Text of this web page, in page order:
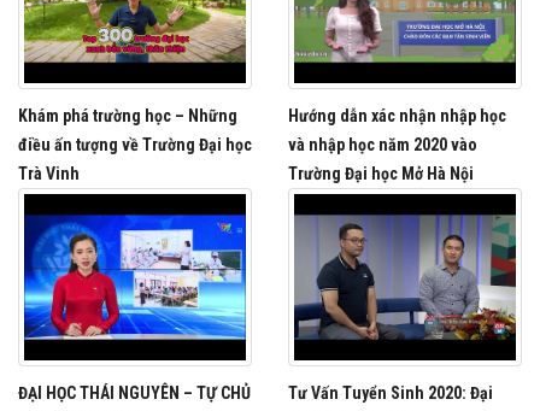
Khám phá trường học – Những
điều ấn tượng về Trường Đại học
Trà Vinh
Hướng dẫn xác nhận nhập học
và nhập học năm 2020 vào
Trường Đại học Mở Hà Nội
ĐẠI HỌC THÁI NGUYÊN – TỰ CHỦ
Tư Vấn Tuyển Sinh 2020: Đại